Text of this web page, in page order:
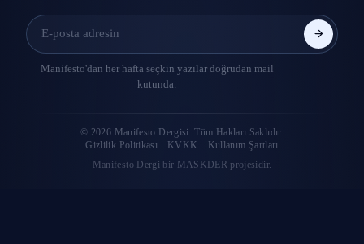
Manifesto'dan her hafta seçkin yazılar doğrudan mail
kutunda.
© 2026 Manifesto Dergisi. Tüm Hakları Saklıdır.
Gizlilik Politikası
KVKK Kullanım Şartları
Manifesto Dergi bir MASKDER projesidir.